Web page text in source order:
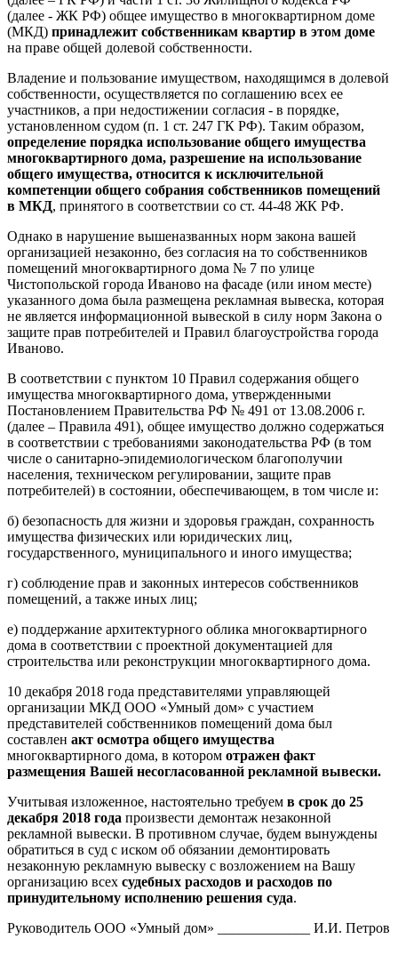
(далее - ЖК РФ) общее имущество в многоквартирном доме
(МКД) принадлежит собственникам квартир в этом доме
на праве общей долевой собственности.
Владение и пользование имуществом, находящимся в долевой
собственности, осуществляется по соглашению всех ее
участников, а при недостижении согласия - в порядке,
установленном судом (п. 1 ст. 247 ГК РФ). Таким образом,
определение порядка использование общего имущества
многоквартирного дома, разрешение на использование
общего имущества, относится к исключительной
компетенции общего собрания собственников помещений
в МКД, принятого в соответствии со ст. 44-48 ЖК РФ.
Однако в нарушение вышеназванных норм закона вашей
организацией незаконно, без согласия на то собственников
помещений многоквартирного дома № 7 по улице
Чистопольской города Иваново на фасаде (или ином месте)
указанного дома была размещена рекламная вывеска, которая
не является информационной вывеской в силу норм Закона о
защите прав потребителей и Правил благоустройства города
Иваново.
В соответствии с пунктом 10 Правил содержания общего
имущества многоквартирного дома, утвержденными
Постановлением Правительства РФ № 491 от 13.08.2006 г.
(далее – Правила 491), общее имущество должно содержаться
в соответствии с требованиями законодательства РФ (в том
числе о санитарно-эпидемиологическом благополучии
населения, техническом регулировании, защите прав
потребителей) в состоянии, обеспечивающем, в том числе и:
б) безопасность для жизни и здоровья граждан, сохранность
имущества физических или юридических лиц,
государственного, муниципального и иного имущества;
г) соблюдение прав и законных интересов собственников
помещений, а также иных лиц;
е) поддержание архитектурного облика многоквартирного
дома в соответствии с проектной документацией для
строительства или реконструкции многоквартирного дома.
10 декабря 2018 года представителями управляющей
организации МКД ООО «Умный дом» с участием
представителей собственников помещений дома был
составлен акт осмотра общего имущества
многоквартирного дома, в котором отражен факт
размещения Вашей несогласованной рекламной вывески.
Учитывая изложенное, настоятельно требуем в срок до 25
декабря 2018 года произвести демонтаж незаконной
рекламной вывески. В противном случае, будем вынуждены
обратиться в суд с иском об обязании демонтировать
незаконную рекламную вывеску с возложением на Вашу
организацию всех судебных расходов и расходов по
принудительному исполнению решения суда.
Руководитель ООО «Умный дом» _____________ И.И. Петров